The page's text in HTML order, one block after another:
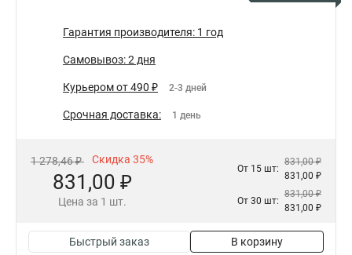
Гарантия производителя: 1 год
Самовывоз: 2 дня
Курьером от 490 ₽ 2-3 дней
Срочная доставка: 1 день
1 278,46 ₽ Скидка 35%
831,00 ₽
Цена за 1 шт.
От 15 шт:
831,00 ₽
831,00 ₽
От 30 шт:
831,00 ₽
831,00 ₽
Быстрый заказ В корзину